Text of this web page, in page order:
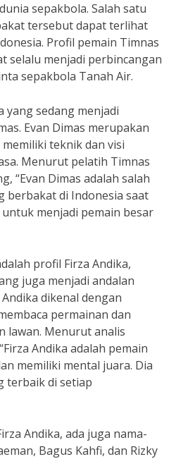
sepakbola. Salah satu
tersebut dapat terlihat
Profil pemain Timnas
selalu menjadi perbincangan
sepakbola Tanah Air.
yang sedang menjadi
Evan Dimas merupakan
teknik dan visi
Menurut pelatih Timnas
“Evan Dimas adalah salah
berbakat di Indonesia saat
menjadi pemain besar
profil Firza Andika,
juga menjadi andalan
dikenal dengan
permainan dan
lawan. Menurut analis
Andika adalah pemain
memiliki mental juara. Dia
terbaik di setiap
Andika, ada juga nama-
Bagus Kahfi, dan Rizky